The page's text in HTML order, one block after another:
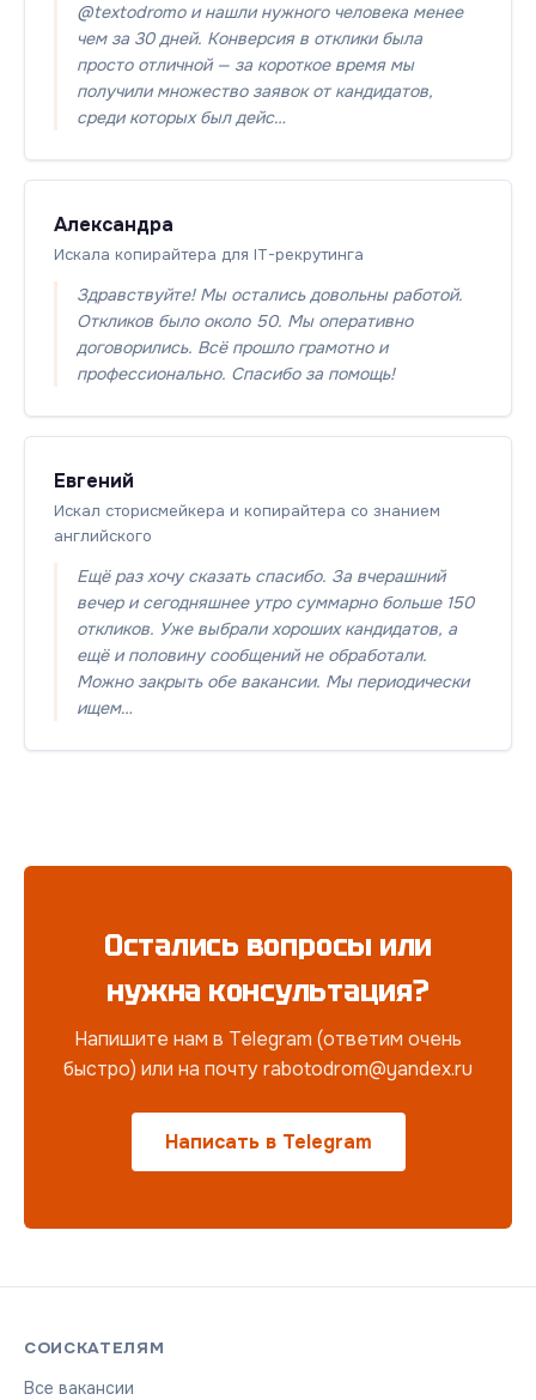
@textodromo и нашли нужного человека менее
чем за 30 дней. Конверсия в отклики была
просто отличной — за короткое время мы
получили множество заявок от кандидатов,
среди которых был дейс…
Александра
Искала копирайтера для IT-рекрутинга
Здравствуйте! Мы остались довольны работой.
Откликов было около 50. Мы оперативно
договорились. Всё прошло грамотно и
профессионально. Спасибо за помощь!
Евгений
Искал сторисмейкера и копирайтера со знанием
английского
Ещё раз хочу сказать спасибо. За вчерашний
вечер и сегодняшнее утро суммарно больше 150
откликов. Уже выбрали хороших кандидатов, а
ещё и половину сообщений не обработали.
Можно закрыть обе вакансии. Мы периодически
ищем…
Остались вопросы или
нужна консультация?
Напишите нам в Telegram (ответим очень
быстро) или на почту rabotodrom@yandex.ru
Написать в Telegram
СОИСКАТЕЛЯМ
Все вакансии